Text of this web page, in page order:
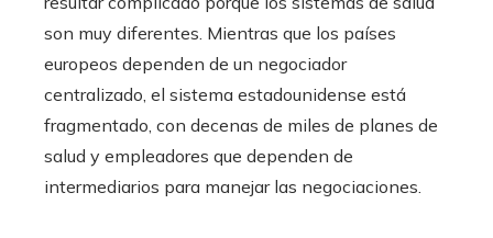
son muy diferentes. Mientras que los países
europeos dependen de un negociador
centralizado, el sistema estadounidense está
fragmentado, con decenas de miles de planes de
salud y empleadores que dependen de
intermediarios para manejar las negociaciones.